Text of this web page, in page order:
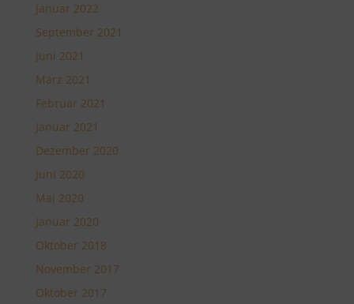
Januar 2022
September 2021
Juni 2021
März 2021
Februar 2021
Januar 2021
Dezember 2020
Juni 2020
Mai 2020
Januar 2020
Oktober 2018
November 2017
Oktober 2017